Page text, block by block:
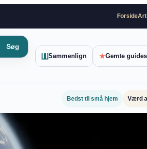
Forside
Søg
Sammenlign ★Gemte guides
Bedst til små hjem Værd